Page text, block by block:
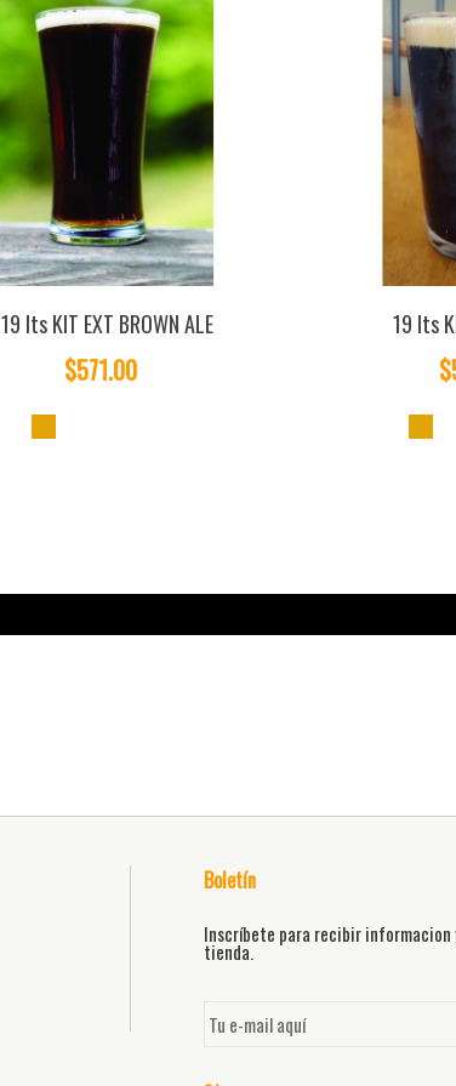
19 lts KIT EXT BROWN ALE
$571.00
19 lts
Boletín
Inscríbete para recibir
tienda.